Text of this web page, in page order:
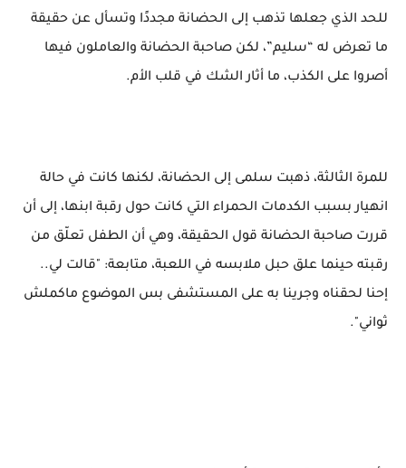
للحد الذي جعلها تذهب إلى الحضانة مجددًا وتسأل عن حقيقة
ما تعرض له “سليم”، لكن صاحبة الحضانة والعاملون فيها
أصروا على الكذب، ما أثار الشك في قلب الأم.
للمرة الثالثة، ذهبت سلمى إلى الحضانة، لكنها كانت في حالة
انهيار بسبب الكدمات الحمراء التي كانت حول رقبة ابنها، إلى أن
قررت صاحبة الحضانة قول الحقيقة، وهي أن الطفل تعلّق من
رقبته حينما علق حبل ملابسه في اللعبة، متابعة: "قالت لي..
إحنا لحقناه وجرينا به على المستشفى بس الموضوع ماكملش
ثواني".